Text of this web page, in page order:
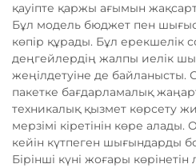
қауіпте қаржы ағымын
Бұл модель бюджет пен
көпір құрады. Бұл ерекшелік
деңгейлердің жалпы иелік
жеңілдетуіне де байланысты.
пакетке бағдарламалық
техникалық қызмет көрсету
мерзімі кіретінін көре
кейін күтпеген шығындарды
Бірінші күні жоғары